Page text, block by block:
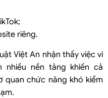
riêng.
Việt An nhận thấy việc vi
nền tảng khiến cả
quan chức năng khó kiểm